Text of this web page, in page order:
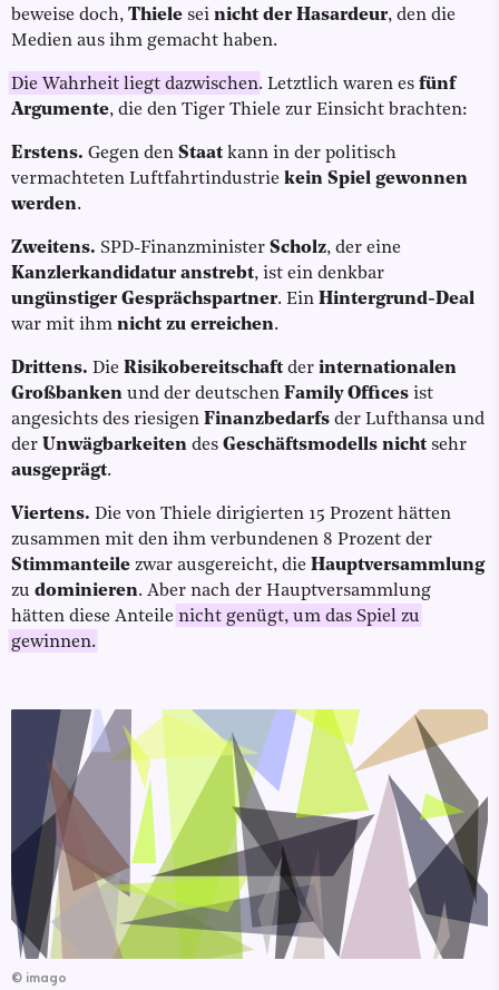
beweise doch, Thiele sei nicht der Hasardeur, den die
Medien aus ihm gemacht haben.
Die Wahrheit liegt dazwischen. Letztlich waren es fünf
Argumente, die den Tiger Thiele zur Einsicht brachten:
Erstens. Gegen den Staat kann in der politisch
vermachteten Luftfahrtindustrie kein Spiel gewonnen
werden.
Zweitens. SPD-Finanzminister Scholz, der eine
Kanzlerkandidatur anstrebt, ist ein denkbar
ungünstiger Gesprächspartner. Ein Hintergrund-Deal
war mit ihm nicht zu erreichen.
Drittens. Die Risikobereitschaft der internationalen
Großbanken und der deutschen Family Offices ist
angesichts des riesigen Finanzbedarfs der Lufthansa und
der Unwägbarkeiten des Geschäftsmodells nicht sehr
ausgeprägt.
Viertens. Die von Thiele dirigierten 15 Prozent hätten
zusammen mit den ihm verbundenen 8 Prozent der
Stimmanteile zwar ausgereicht, die Hauptversammlung
zu dominieren. Aber nach der Hauptversammlung
hätten diese Anteile nicht genügt, um das Spiel zu
gewinnen.
© imago